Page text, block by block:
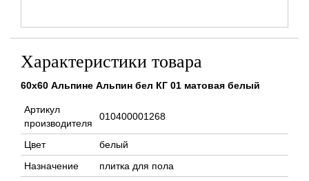
Характеристики товара
60x60 Альпине Альпин бел КГ 01 матовая белый
Артикул
производителя
010400001268
Цвет
белый
Назначение
плитка для пола